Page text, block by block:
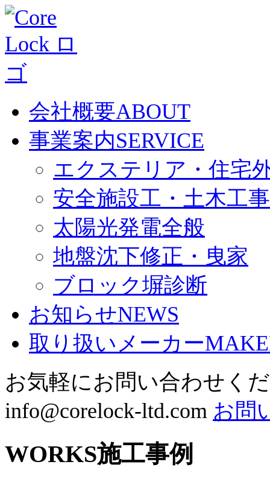
会社概要ABOUT
事業案内SERVICE
エクステリア・住宅
安全施設工・土木工事
太陽光発電全般
地盤沈下修正・曳家
ブロック塀診断
お知らせNEWS
取り扱いメーカー
お気軽にお問い合わせく
info@corelock-ltd.com お問
WORKS施工事例